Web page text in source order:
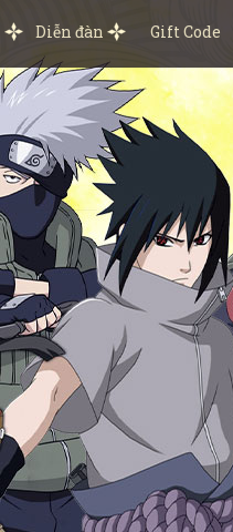
Diễn đàn Gift Code